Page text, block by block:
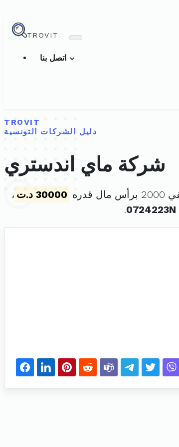
TROVIT
TROVIT
دليل الشركات التونسية
شركة ماي اندستري
30000 د.ت
،
0724223N
.